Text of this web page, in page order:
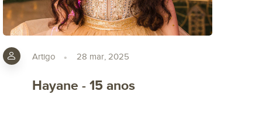
Artigo 28 mar, 2025
Hayane - 15 anos